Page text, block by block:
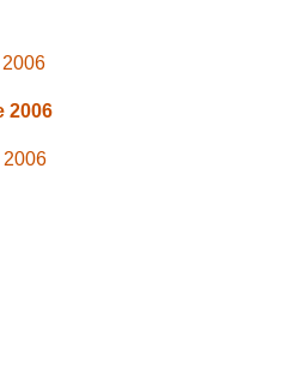
2006
2006